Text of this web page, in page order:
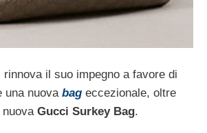
rinnova il suo impegno a favore di
una nuova bag eccezionale, oltre
Gucci Surkey Bag.